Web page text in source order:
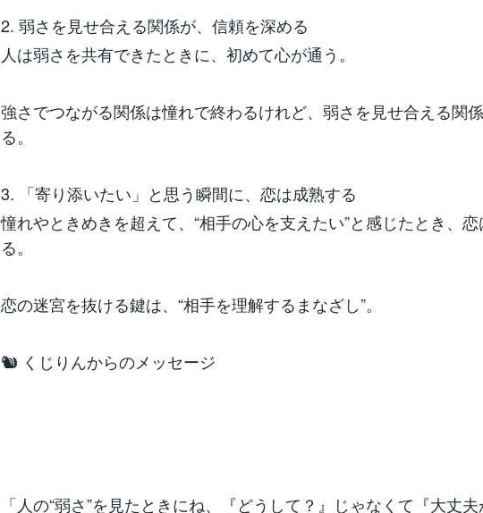
2. 弱さを見せ合える関係が、信頼を深める
人は弱さを共有できたときに、初めて心が通う。
強さでつながる関係は憧れで終わるけれど、弱さを見せ合える関
る。
3. 「寄り添いたい」と思う瞬間に、恋は成熟する
憧れやときめきを超えて、“相手の心を支えたい”と感じたとき、
る。
恋の迷宮を抜ける鍵は、“相手を理解するまなざし”。
🐿 くじりんからのメッセージ
「人の“弱さ”を見たときにね、『どうして？』じゃなくて『大丈